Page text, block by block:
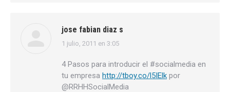
jose fabian diaz s
dice:
1 julio, 2011 en 3:05
4 Pasos para introducir el #socialmedia en
tu empresa http://tboy.co/l5IElk por
@RRHHSocialMedia